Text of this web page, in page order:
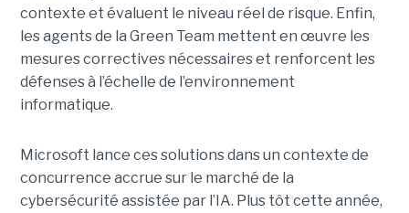
contexte et évaluent le niveau réel de risque. Enfin,
les agents de la Green Team mettent en œuvre les
mesures correctives nécessaires et renforcent les
défenses à l’échelle de l’environnement
informatique.
Microsoft lance ces solutions dans un contexte de
concurrence accrue sur le marché de la
cybersécurité assistée par l’IA. Plus tôt cette année,